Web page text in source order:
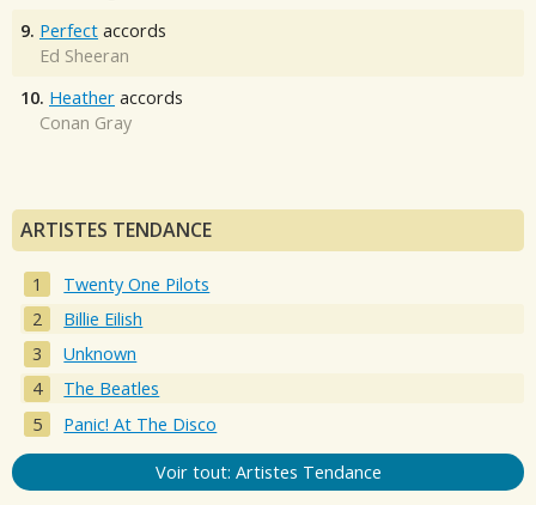
9. Perfect accords
Ed Sheeran
10. Heather accords
Conan Gray
ARTISTES TENDANCE
Twenty One Pilots
Billie Eilish
Unknown
The Beatles
Panic! At The Disco
Voir tout: Artistes Tendance